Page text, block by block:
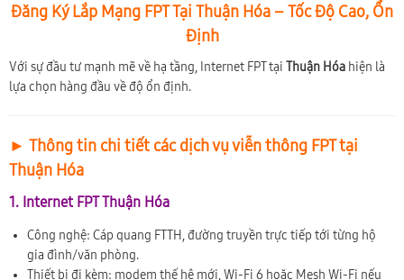
Đăng Ký Lắp Mạng FPT Tại Thuận Hóa – Tốc Độ Cao, Ổn
Định
Với sự đầu tư mạnh mẽ về hạ tầng, Internet FPT tại Thuận Hóa hiện là
lựa chọn hàng đầu về độ ổn định.
► Thông tin chi tiết các dịch vụ viễn thông FPT tại
Thuận Hóa
1. Internet FPT Thuận Hóa
Công nghệ: Cáp quang FTTH, đường truyền trực tiếp tới từng hộ
gia đình/văn phòng.
Thiết bị đi kèm: modem thế hệ mới, Wi-Fi 6 hoặc Mesh Wi-Fi nếu